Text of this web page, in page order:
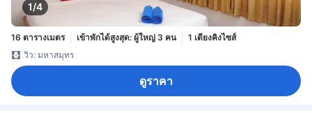
1/4
16 ตารางเมตร เข้าพักได้สูงสุด: ผู้ใหญ่ 3 คน
1 เตียงคิงไซส์
วิว: มหาสมุทร
ดูราคา